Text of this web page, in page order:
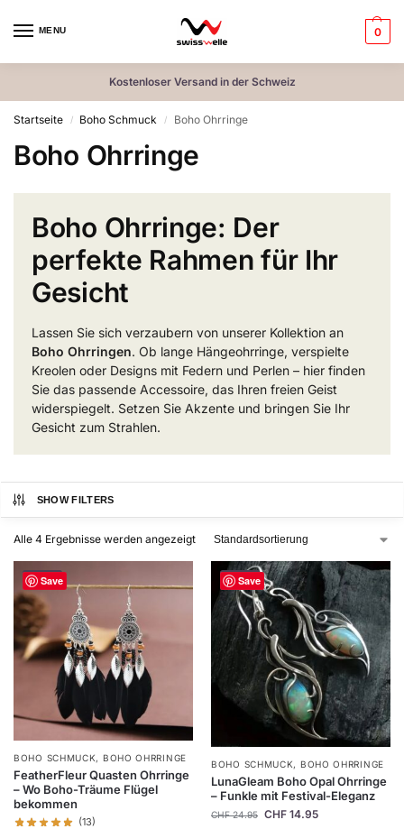
MENU 0
Kostenloser Versand in der Schweiz
Startseite / Boho Schmuck / Boho Ohrringe
Boho Ohrringe
Boho Ohrringe: Der
perfekte Rahmen für Ihr
Gesicht
Lassen Sie sich verzaubern von unserer Kollektion an
Boho Ohrringen. Ob lange Hängeohrringe, verspielte
Kreolen oder Designs mit Federn und Perlen – hier finden
Sie das passende Accessoire, das Ihren freien Geist
widerspiegelt. Setzen Sie Akzente und bringen Sie Ihr
Gesicht zum Strahlen.
SHOW FILTERS
Alle 4 Ergebnisse werden angezeigt
Save
-40%
BOHO SCHMUCK, BOHO OHRRINGE
FeatherFleur Quasten Ohrringe
– Wo Boho-Träume Flügel
bekommen
(13)
Save
-40%
BOHO SCHMUCK, BOHO OHRRINGE
LunaGleam Boho Opal Ohrringe
– Funkle mit Festival-Eleganz
CHF24.95 CHF 14.95